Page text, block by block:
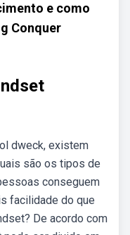
e como
Conquer
dweck, existem
são os tipos de
conseguem
facilidade do que
De acordo com